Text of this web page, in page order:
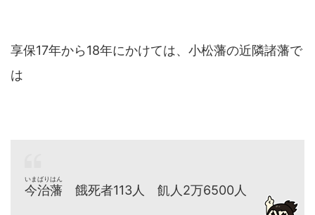
享保17年から18年にかけては、小松藩の近隣諸藩で
は
今治藩
いまばりはん
餓死者113人 飢人2万6500人